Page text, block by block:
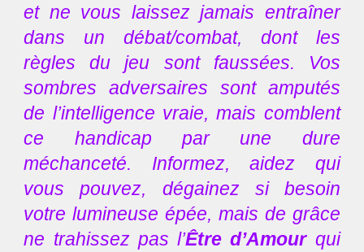
et ne vous laissez jamais entraîner
dans un débat/combat, dont les
règles du jeu sont faussées. Vos
sombres adversaires sont amputés
de l’intelligence vraie, mais comblent
ce handicap par une dure
méchanceté. Informez, aidez qui
vous pouvez, dégainez si besoin
votre lumineuse épée, mais de grâce
ne trahissez pas l’Être d’Amourqui